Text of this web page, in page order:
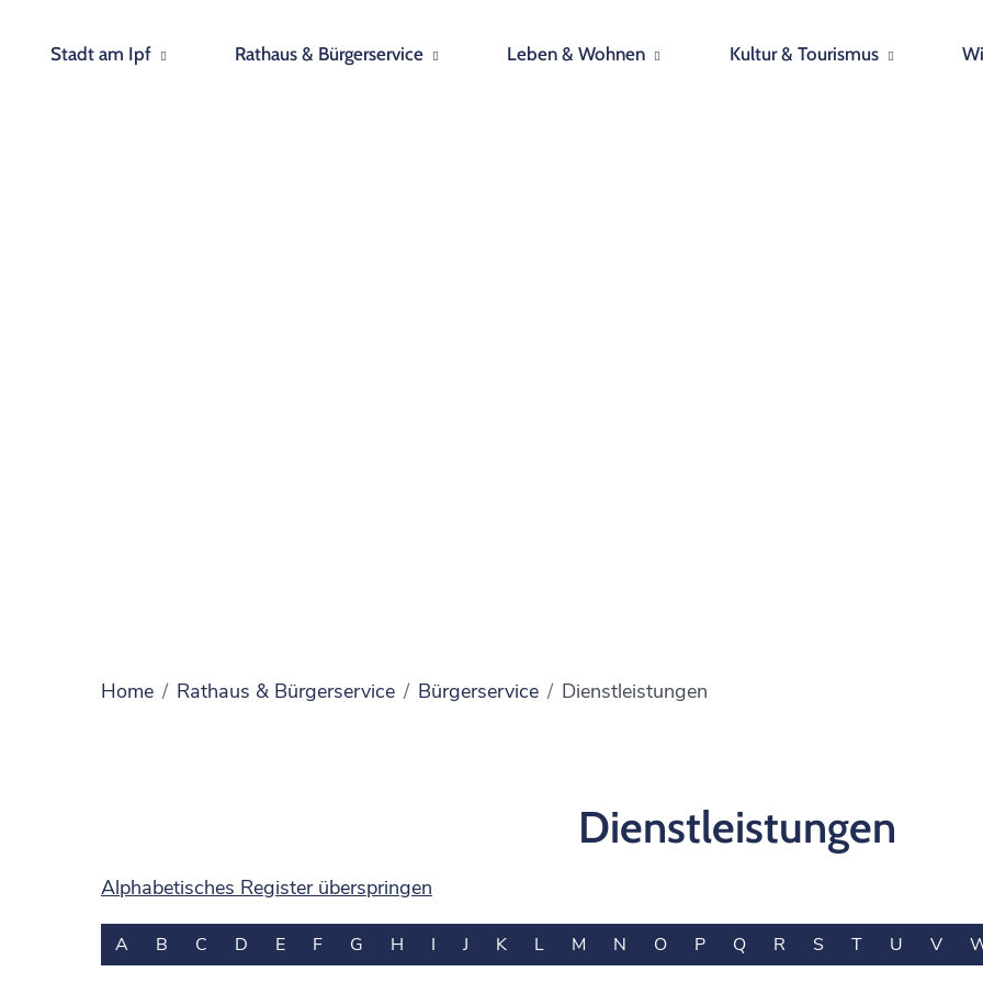
Stadt am Ipf Rathaus & Bürgerservice Leben & Wohnen Kultur & Tourismus
Home Rathaus & Bürgerservice Bürgerservice Dienstleistungen
Dienstleistungen
Alphabetisches Register überspringen
A B C D E F G H I J K L M N O P Q R S T U V